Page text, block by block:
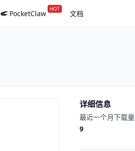
PocketClaw HOT 文档
详细信息
最近一个月下载量
9